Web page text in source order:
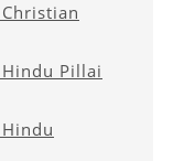
Pillai